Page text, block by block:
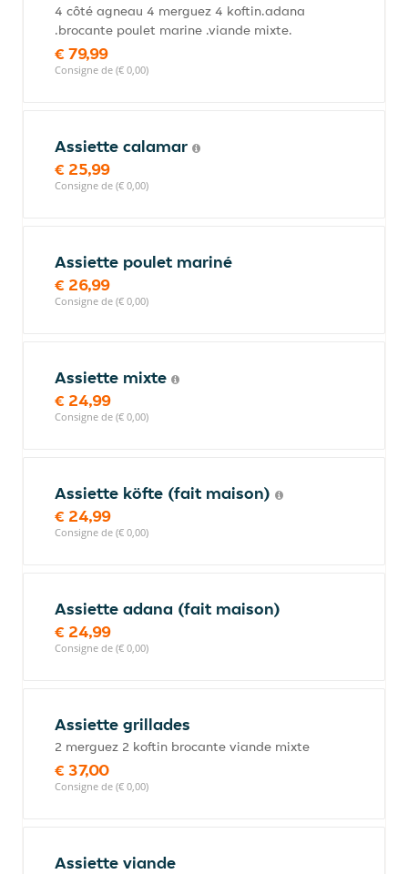
4 côté agneau 4 merguez 4 koftin.adana
.brocante poulet marine .viande mixte.
€ 79,99
Consigne de (€ 0,00)
Assiette calamar
€ 25,99
Consigne de (€ 0,00)
Assiette poulet mariné
€ 26,99
Consigne de (€ 0,00)
Assiette mixte
€ 24,99
Consigne de (€ 0,00)
Assiette köfte (fait maison)
€ 24,99
Consigne de (€ 0,00)
Assiette adana (fait maison)
€ 24,99
Consigne de (€ 0,00)
Assiette grillades
2 merguez 2 koftin brocante viande mixte
€ 37,00
Consigne de (€ 0,00)
Assiette viande